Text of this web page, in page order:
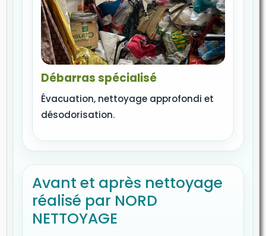
Débarras spécialisé
Évacuation, nettoyage approfondi et
désodorisation.
Avant et après nettoyage
réalisé par NORD
NETTOYAGE